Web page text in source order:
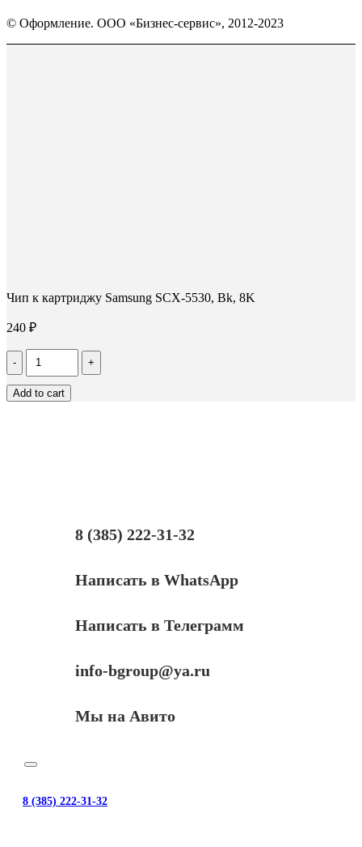
Вконтакте
открывается
в
WhatsApp
открывается
в
Telegram
открывается
в
© Оформление. ООО «Бизнес-сервис», 2012-2023
Чип к картриджу Samsung SCX-5530, Bk, 8K
240 ₽
Количество
Чип
к
картриджу
Add to cart
8 (385) 222-31-32
Написать в WhatsApp
Написать в Телеграмм
info-bgroup@ya.ru
Мы на Авито
8 (385) 222-31-32